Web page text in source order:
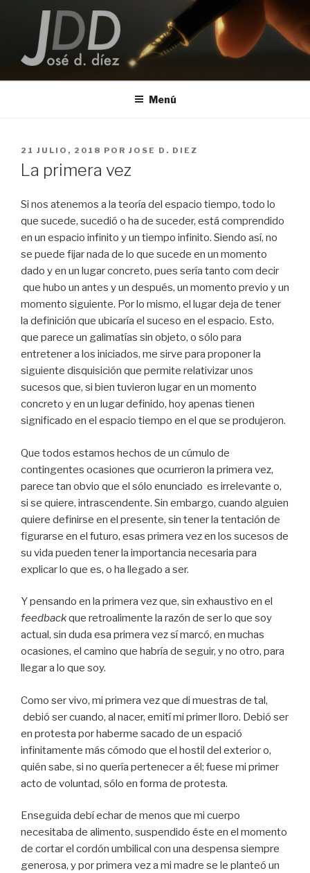
contenido
JOSE D. DIEZ
Menú
PUBLICADO
EL
21 JULIO, 2018 POR JOSE D. DIEZ
La primera vez
Si nos atenemos a la teoría del espacio tiempo, todo lo
que sucede, sucedió o ha de suceder, está comprendido
en un espacio infinito y un tiempo infinito. Siendo así, no
se puede fijar nada de lo que sucede en un momento
dado y en un lugar concreto, pues sería tanto com decir
que hubo un antes y un después, un momento previo y un
momento siguiente. Por lo mismo, el lugar deja de tener
la definición que ubicaría el suceso en el espacio. Esto,
que parece un galimatías sin objeto, o sólo para
entretener a los iniciados, me sirve para proponer la
siguiente disquisición que permite relativizar unos
sucesos que, si bien tuvieron lugar en un momento
concreto y en un lugar definido, hoy apenas tienen
significado en el espacio tiempo en el que se produjeron.
Que todos estamos hechos de un cúmulo de
contingentes ocasiones que ocurrieron la primera vez,
parece tan obvio que el sólo enunciado es irrelevante o,
si se quiere, intrascendente. Sin embargo, cuando alguien
quiere definirse en el presente, sin tener la tentación de
figurarse en el futuro, esas primera vez en los sucesos de
su vida pueden tener la importancia necesaria para
explicar lo que es, o ha llegado a ser.
Y pensando en la primera vez que, sin exhaustivo en el
feedbackque retroalimente la razón de ser lo que soy
actual, sin duda esa primera vez sí marcó, en muchas
ocasiones, el camino que habría de seguir, y no otro, para
llegar a lo que soy.
Como ser vivo, mi primera vez que di muestras de tal,
debió ser cuando, al nacer, emití mi primer lloro. Debió ser
en protesta por haberme sacado de un espació
infinitamente más cómodo que el hostil del exterior o,
quién sabe, si no quería pertenecer a él; fuese mi primer
acto de voluntad, sólo en forma de protesta.
Enseguida debí echar de menos que mi cuerpo
necesitaba de alimento, suspendido éste en el momento
de cortar el cordón umbilical con una despensa siempre
generosa, y por primera vez a mi madre se le planteó un